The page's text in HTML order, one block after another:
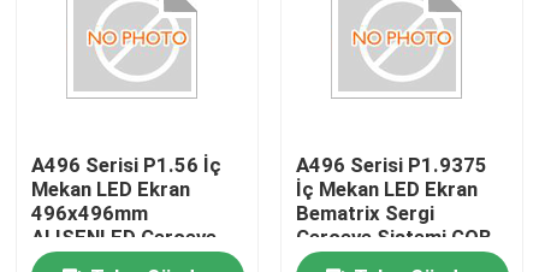
A496 Serisi P1.56 İç
Mekan LED Ekran
496x496mm
ALISENLED Çerçeve
90 Derece Ekleme
A496 Serisi P1.9375
İç Mekan LED Ekran
Bematrix Sergi
Çerçeve Sistemi GOB
496x496mm Döküm